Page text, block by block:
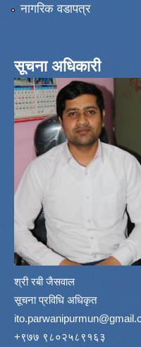
नागरिक वडापत्र
सूचना अधिकारी
श्री रबी जैसवाल
सूचना प्रविधि अधिकृत
‌+९७७ ९८०२५८९१६३